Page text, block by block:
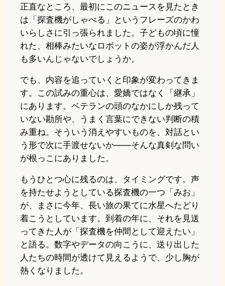
正直なところ、最初にこのニュースを見たとき
は「探査機がしゃべる」というフレーズのかわ
いらしさに引っ張られました。子どもの頃に憧
れた、相棒みたいなロボットの姿が浮かんだ人
も多いんじゃないでしょうか。
でも、内容を追っていくと印象が変わってきま
す。この試みの重心は、愛嬌ではなく「継承」
にあります。ベテランの頭のなかにしか残って
いない勘所や、うまく言葉にできない判断の積
み重ね。そういう消えやすいものを、対話とい
う形で次に手渡せないか——そんな真剣な問い
が根っこにありました。
もうひとつ心に残るのは、タイミングです。声
を持たせようとしている探査機の一つ「みお」
が、まさに今年、長い旅の果てに水星へたどり
着こうとしています。到着の年に、それを見送
ってきた人が「探査機を仲間として迎えたい」
と語る。数字やデータの向こうに、送り出した
人たちの時間が透けて見えるようで、少し胸が
熱くなりました。